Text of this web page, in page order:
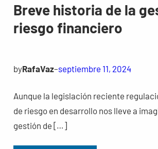
Breve historia de la
riesgo financiero
byRafaVaz–septiembre 11, 2024
Aunque la legislación reciente
de riesgo en desarrollo nos lleve a
gestión de […]